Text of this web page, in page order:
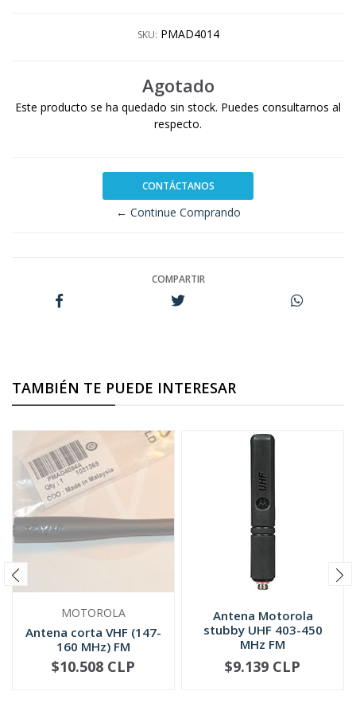
SKU: PMAD4014
Agotado
Este producto se ha quedado sin stock. Puedes consultarnos al
respecto.
CONTÁCTANOS
← Continue Comprando
COMPARTIR
TAMBIÉN TE PUEDE INTERESAR
MOTOROLA
Antena corta VHF (147-
160 MHz) FM
PMAD4094
NO DISPONIBLE
$10.508 CLP
Antena Motorola
stubby UHF 403-450
MHz FM
+
$9.139 CLP